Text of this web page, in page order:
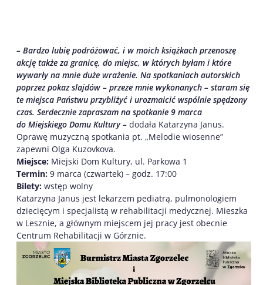
– Bardzo lubię podróżować, i w moich książkach przenoszę
akcję także za granicę, do miejsc, w których byłam i które
wywarły na mnie duże wrażenie. Na spotkaniach autorskich
poprzez pokaz slajdów – przeze mnie wykonanych – staram się
te miejsca Państwu przybliżyć i urozmaicić wspólnie spędzony
czas. Serdecznie zapraszam na spotkanie 9 marca
do Miejskiego Domu Kultury – dodała Katarzyna Janus.
Oprawę muzyczną spotkania pt. „Melodie wiosenne”
zapewni Olga Kuzovkova.
Miejsce: Miejski Dom Kultury, ul. Parkowa 1
Termin: 9 marca (czwartek) – godz. 17:00
Bilety: wstęp wolny
Katarzyna Janus jest lekarzem pediatrą, pulmonologiem
dziecięcym i specjalistą w rehabilitacji medycznej. Mieszka
w Lesznie, a głównym miejscem jej pracy jest obecnie
Centrum Rehabilitacji w Górznie.